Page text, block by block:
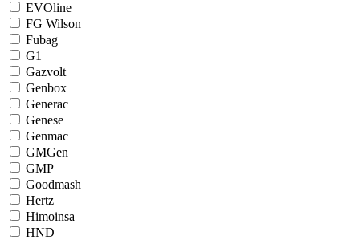
EVOline
FG Wilson
Fubag
G1
Gazvolt
Genbox
Generac
Genese
Genmac
GMGen
GMP
Goodmash
Hertz
Himoinsa
HND